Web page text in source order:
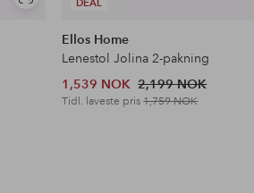
Vis
DEAL
Ellos Home
Lenestol Jolina 2-pakning
1,539 NOK 2,199 NOK
Tidl. laveste pris1,759 NOK